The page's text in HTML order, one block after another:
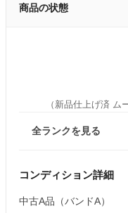
商品の状態
（新品仕上げ済 ム
全ランクを見る
コンディション詳細
中古A品（バンドA）